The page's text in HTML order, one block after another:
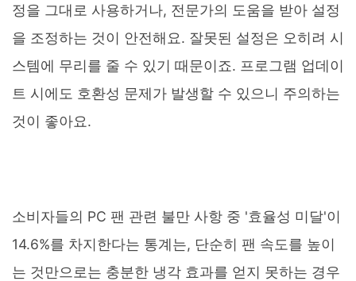
정을 그대로 사용하거나, 전문가의 도움을 받아 설정
을 조정하는 것이 안전해요. 잘못된 설정은 오히려 시
스템에 무리를 줄 수 있기 때문이죠. 프로그램 업데이
트 시에도 호환성 문제가 발생할 수 있으니 주의하는
것이 좋아요.
소비자들의 PC 팬 관련 불만 사항 중 '효율성 미달'이
14.6%를 차지한다는 통계는, 단순히 팬 속도를 높이
는 것만으로는 충분한 냉각 효과를 얻지 못하는 경우